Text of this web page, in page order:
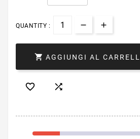
QUANTITY :
 AGGIUNGI AL
 